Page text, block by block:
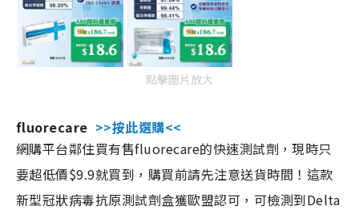
點擊圖片放大
fluorecare >>按此選購<<
網購平台鄰住買有售fluorecare的快速測試劑，現時只
要超低價$9.9就買到，購買前請先注意送貨時間！這款
新型冠狀病毒抗原測試劑盒獲歐盟認可，可檢測到Delta